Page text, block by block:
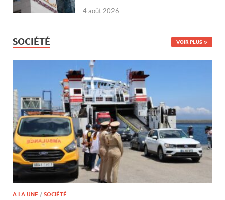
4 août 2026
SOCIÉTÉ VOIR PLUS
A LA UNE / SOCIÉTÉ